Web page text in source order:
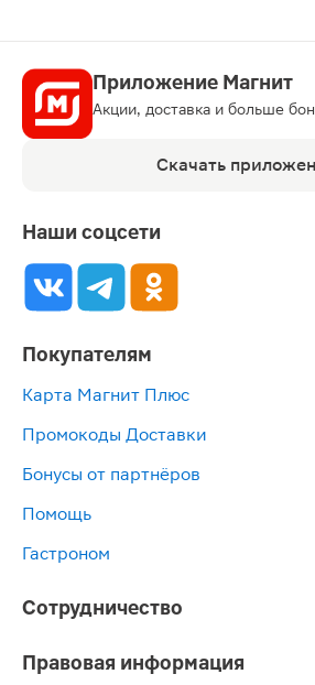
Приложение Магнит
Акции, доставка и больше
Скачать
Наши соцсети
Покупателям
Карта Магнит Плюс
Промокоды Доставки
Бонусы от партнёров
Помощь
Гастроном
Сотрудничество
Правовая информация